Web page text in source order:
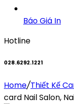
Báo Giá In
Hotline
028.6292.1221
Home/Thiết Kế
card Nail Salon,